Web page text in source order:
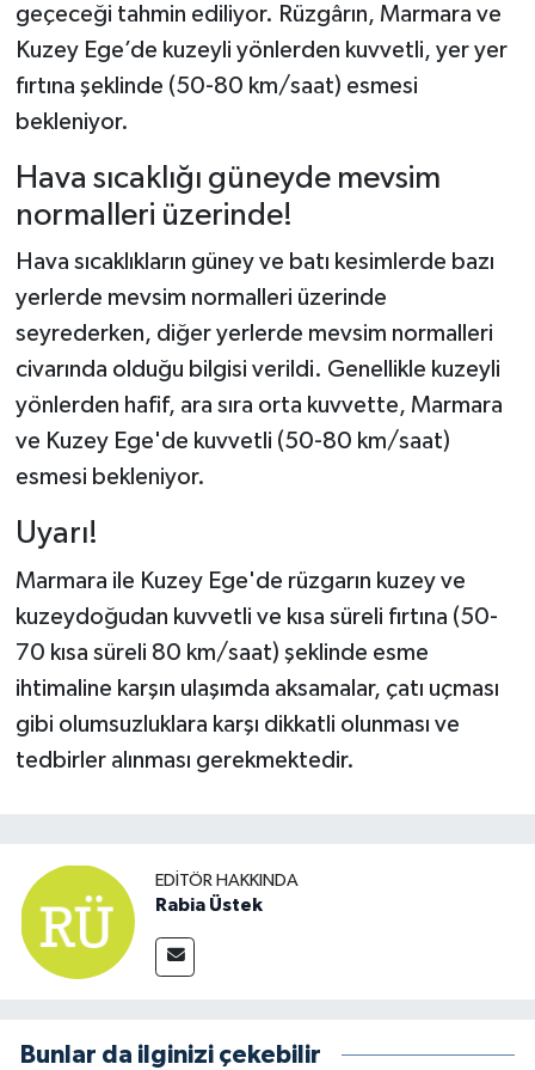
geçeceği tahmin ediliyor. Rüzgârın, Marmara ve
Kuzey Ege’de kuzeyli yönlerden kuvvetli, yer yer
fırtına şeklinde (50-80 km/saat) esmesi
bekleniyor.
Hava sıcaklığı güneyde mevsim
normalleri üzerinde!
Hava sıcaklıkların güney ve batı kesimlerde bazı
yerlerde mevsim normalleri üzerinde
seyrederken, diğer yerlerde mevsim normalleri
civarında olduğu bilgisi verildi. Genellikle kuzeyli
yönlerden hafif, ara sıra orta kuvvette, Marmara
ve Kuzey Ege'de kuvvetli (50-80 km/saat)
esmesi bekleniyor.
Uyarı!
Marmara ile Kuzey Ege'de rüzgarın kuzey ve
kuzeydoğudan kuvvetli ve kısa süreli fırtına (50-
70 kısa süreli 80 km/saat) şeklinde esme
ihtimaline karşın ulaşımda aksamalar, çatı uçması
gibi olumsuzluklara karşı dikkatli olunması ve
tedbirler alınması gerekmektedir.
EDITÖR HAKKINDA
Rabia Üstek
Bunlar da ilginizi çekebilir